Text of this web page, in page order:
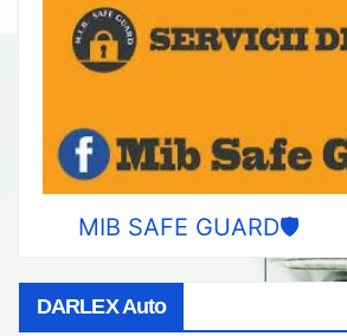
MIB SAFE GUARD🛡️
DARLEX Auto